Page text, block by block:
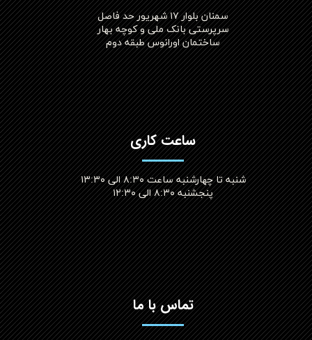
سمنان بلوار ۱۷ شهریور حد فاصل
سرپرستی بانک ملی و کوچه بهار
ساختمان اورانوس طبقه دوم
ساعت کاری
شنبه تا چهارشنبه ساعت ۸:۳۰ الی ۱۳:۳۰
پنجشنبه ۸:۳۰ الی ۱۲:۳۰​​​​​​​
تماس با ما